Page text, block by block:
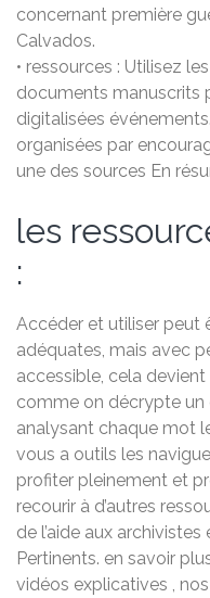
concernant première
Calvados.
• ressources : Utilisez
documents manuscrits
digitalisées
organisées par
une des sources En
les
:
Accéder et utiliser peut
adéquates, mais avec
accessible, cela
comme on décrypte un
analysant chaque mot
vous a outils les
profiter pleinement et
recourir à d’autres
de l’aide aux
Pertinents. en savoir
vidéos explicatives ,